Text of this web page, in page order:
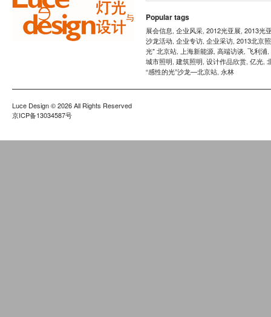
Popular tags
展会信息, 企业风采, 2012光亚展, 2013光
沙龙活动, 企业专访, 企业采访, 2013北京
光" 北京站, 上海新能源, 高端访谈, 飞利浦,
城市照明, 建筑照明, 设计作品欣赏, 亿光,
“感性的光”沙龙—北京站, 永林
Luce Design© 2026 All Rights Reserved
京ICP备13034587号